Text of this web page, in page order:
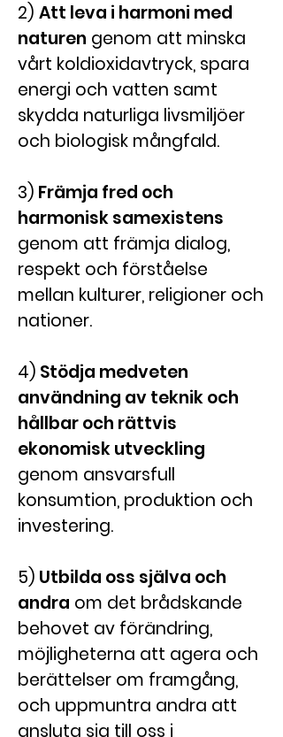
2) Att leva i harmoni med
naturen genom att minska
vårt koldioxidavtryck, spara
energi och vatten samt
skydda naturliga livsmiljöer
och biologisk mångfald.
3) Främja fred och
harmonisk samexistens
genom att främja dialog,
respekt och förståelse
mellan kulturer, religioner och
nationer.
4) Stödja medveten
användning av teknik och
hållbar och rättvis
ekonomisk utveckling
genom ansvarsfull
konsumtion, produktion och
investering.
5) Utbilda oss själva och
andra om det brådskande
behovet av förändring,
möjligheterna att agera och
berättelser om framgång,
och uppmuntra andra att
ansluta sig till oss i